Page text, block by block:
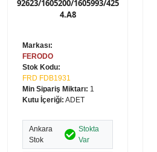
92623/1605200/1605993/425
4.A8
Markası:
FERODO
Stok Kodu:
FRD FDB1931
Min Sipariş Miktarı: 1
Kutu İçeriği: ADET
Ankara
Stok
Stokta
Var